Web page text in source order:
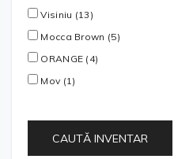
Visiniu (13)
Mocca Brown (5)
ORANGE (4)
Mov (1)
CAUTĂ INVENTAR